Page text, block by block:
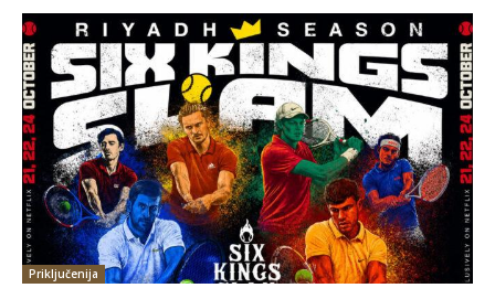
Priključenija